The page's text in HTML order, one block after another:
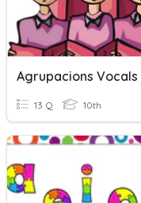
Agrupacions Vocals
13 Q 10th